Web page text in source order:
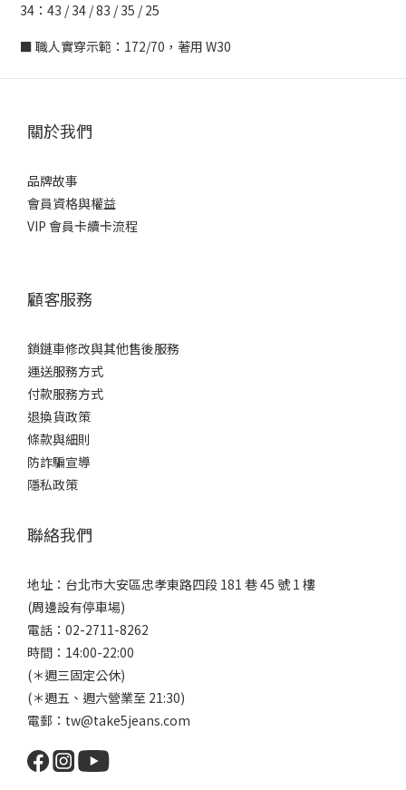
34：43 / 34 / 83 / 35 / 25
■ 職人實穿示範：172/70，著用 W30
關於我們
品牌故事
會員資格與權益
VIP 會員卡續卡流程
顧客服務
鎖鏈車修改與其他售後服務
運送服務方式
付款服務方式
退換貨政策
條款與細則
防詐騙宣導
隱私政策
聯絡我們
地址：台北市大安區忠孝東路四段 181 巷 45 號 1 樓
(周邊設有停車場)
電話：02-2711-8262
時間：14:00-22:00
(＊週三固定公休)
(＊週五、週六營業至 21:30)
電郵：tw@take5jeans.com